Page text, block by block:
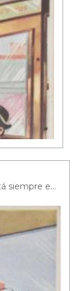
Postal n° 11: Un barbero enamorado está siempre en un friz a su cliente más preciado de cortarle la nariz